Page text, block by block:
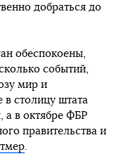
добраться до
обеспокоены,
событий,
мир и
в столицу штата
а в октябре ФБР
правительства и